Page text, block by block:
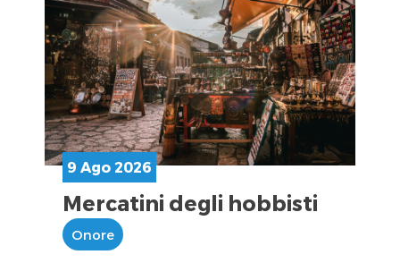
9 Ago 2026
Mercatini degli hobbisti
Onore